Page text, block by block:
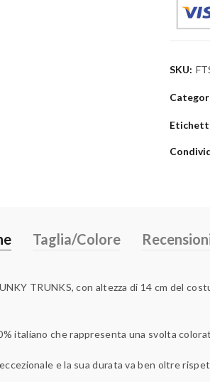
SKU:
Taglia/Colore
TRUNKS, con altezza di 14 cm del
italiano che rappresenta una svolta
e la sua durata va ben oltre